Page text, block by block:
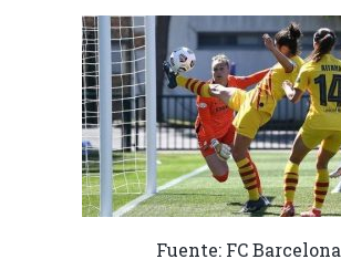
Fuente: FC Barcelona